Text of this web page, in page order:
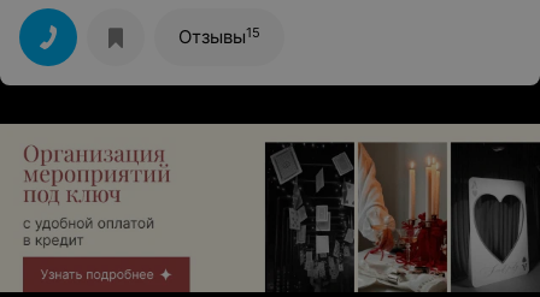
пересматривать по 100 раз, мы довольны, гости тоже,
рекомендуем)
Отзывы15